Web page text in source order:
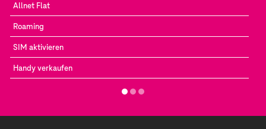
Allnet Flat
Roaming
SIM aktivieren
Handy verkaufen